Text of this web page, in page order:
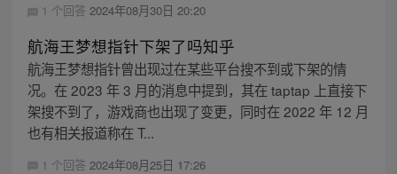
1 个回答 2024年08月30日 20:20
航海王梦想指针下架了吗知乎
航海王梦想指针曾出现过在某些平台搜不到或下架的情
况。在 2023 年 3 月的消息中提到，其在 taptap 上直接下
架搜不到了，游戏商也出现了变更，同时在 2022 年 12 月
也有相关报道称在 T...
1 个回答 2024年08月25日 17:26